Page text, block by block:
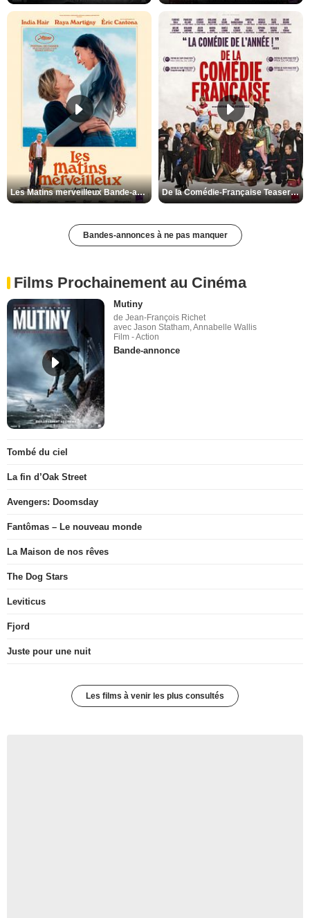
Les Matins merveilleux Bande-annonce VF De la Comédie-Française Teaser VF
Bandes-annonces à ne pas manquer
Films Prochainement au Cinéma
Mutiny
de Jean-François Richet
avec Jason Statham, Annabelle Wallis
Film - Action
Bande-annonce
Tombé du ciel
La fin d’Oak Street
Avengers: Doomsday
Fantômas – Le nouveau monde
La Maison de nos rêves
The Dog Stars
Leviticus
Fjord
Juste pour une nuit
Les films à venir les plus consultés